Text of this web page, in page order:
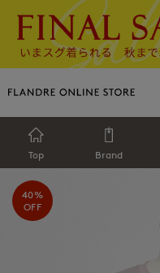
Top Brand
40%
OFF